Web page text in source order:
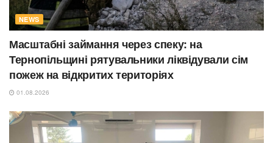
NEWS
Масштабні займання через спеку: на
Тернопільщині рятувальники ліквідували сім
пожеж на відкритих територіях
01.08.2026